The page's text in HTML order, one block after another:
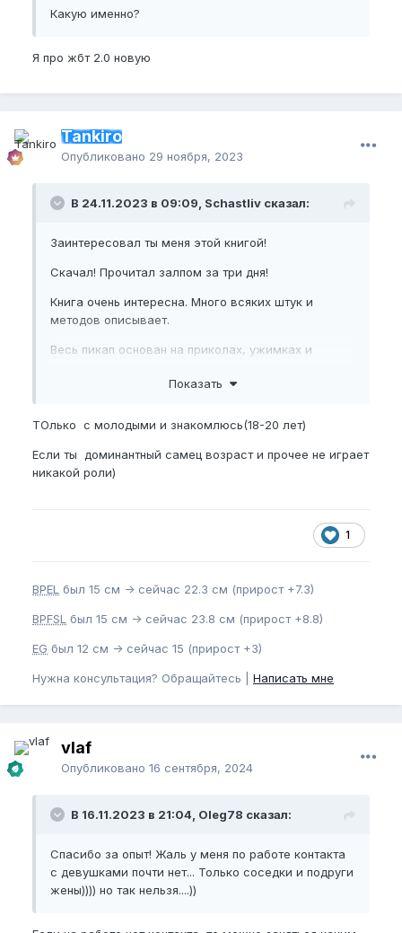
Какую именно?
Я про жбт 2.0 новую
Tankiro
Опубликовано 29 ноября, 2023
В 24.11.2023 в 09:09, Schastliv сказал:
Заинтересовал ты меня этой книгой!
Скачал! Прочитал залпом за три дня!
Книга очень интересна. Много всяких штук и
методов описывает.
Весь пикап основан на приколах, ужимках и
разногласия, как это все будет выглядеть.
неординарные выходки, это норма. Но к примеру,
я, 35+, если буду так себя вести, "клоуноподобно"
и использовать те молодежные "фразы" и
"придурковатый", и навряд ли воспримут меня
сексуально-позитивно, а если мутить с молодыми,
головой (имея свой сложившийся характер,
статус на работе, семью за плечами) , ведёт себя
как ребенок)).
Но книга действительно интересная, можно
почерпнуть для себя полезной информации.
Хотелось бы узнать, кто знакомится с молодыми
действительно это забавляет?
Показать
ТОлько с молодыми и знакомлюсь(18-20 лет)
Если ты доминантный самец возраст и прочее не играет
никакой роли)
1
BPEL был 15 см -> сейчас 22.3 см (прирост +7.3)
BPFSL был 15 см -> сейчас 23.8 см (прирост +8.8)
EG был 12 см -> сейчас 15 (прирост +3)
Нужна консультация? Обращайтесь | Написать мне
vlaf
Опубликовано 16 сентября, 2024
В 16.11.2023 в 21:04, Oleg78 сказал:
Спасибо за опыт! Жаль у меня по работе контакта
с девушками почти нет... Только соседки и подруги
жены)))) но так нельзя....))